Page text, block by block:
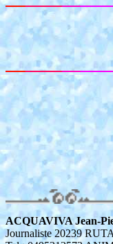
ACQUAVIVA Jean-
Journaliste 20239